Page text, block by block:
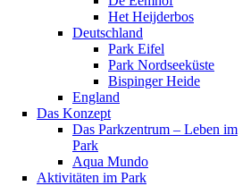
Het Heijderbos
Deutschland
Park Eifel
Park Nordseeküste
Bispinger Heide
England
Das Konzept
Das Parkzentrum – Leben im
Park
Aqua Mundo
Aktivitäten im Park